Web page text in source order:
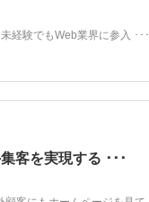
経験でもWeb業界に参入 ･･･
客を実現する ･･･